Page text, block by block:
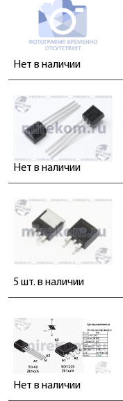
Нет в наличии
Нет в наличии
5 шт. в наличии
Нет в наличии